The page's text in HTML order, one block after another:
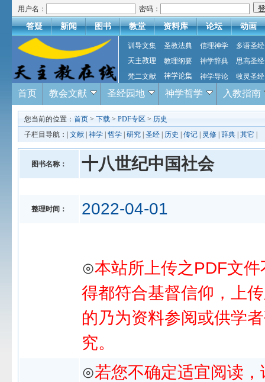
用户名： 密码：
答疑 新闻 图书 教堂 资料库 论坛 动画
训导文集 圣教法典 信理神学
多语圣经
天主教理
教理纲要 神学辞典
思高圣经
梵二文献
神学论集 神学导论 牧灵圣经
首页 教会文献 圣经园地 神学哲学 入教指南
您当前的位置： 首页 > 下载 > PDF专区 > 历史
子栏目导航：| 文献 神学 哲学 研究 圣经 历史 传记 灵修 辞典 其它
图书名称： 十八世纪中国社会
整理时间： 2022-04-01
⊙本站所上传之PDF文件
得都符合基督信仰，上
的乃为资料参阅或供学
究。
⊙若您不确定适宜阅读，